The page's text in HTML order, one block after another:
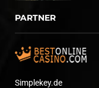
PARTNER
Simplekey.de